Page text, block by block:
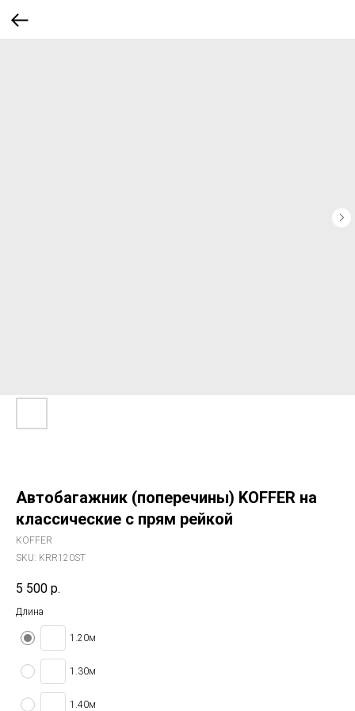
Автобагажник (поперечины) KOFFER на
классические с прям рейкой
KOFFER
SKU: KRR120ST
5 500 р.
Длина
1.20м
1.30м
1.40м